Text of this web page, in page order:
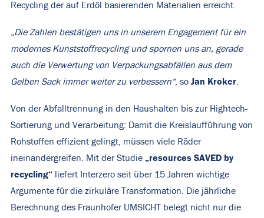
Recycling der auf Erdöl basierenden Materialien erreicht.
„Die Zahlen bestätigen uns in unserem Engagement für ein
modernes Kunststoffrecycling und spornen uns an, gerade
auch die Verwertung von Verpackungsabfällen aus dem
Gelben Sack immer weiter zu verbessern“, so Jan Kroker
Von der Abfalltrennung in den Haushalten bis zur Hightech-
Sortierung und Verarbeitung: Damit die Kreislaufführung von
Rohstoffen effizient gelingt, müssen viele Räder
ineinandergreifen. Mit der Studie „resources SAVED by
recycling“ liefert Interzero seit über 15 Jahren wichtige
Argumente für die zirkuläre Transformation. Die jährliche
Berechnung des Fraunhofer UMSICHT belegt nicht nur die